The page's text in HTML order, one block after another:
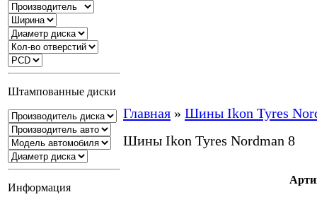
Штампованные диски
Информация
Главная » Шины Ikon Tyres
Шины Ikon Tyres Nordman 8